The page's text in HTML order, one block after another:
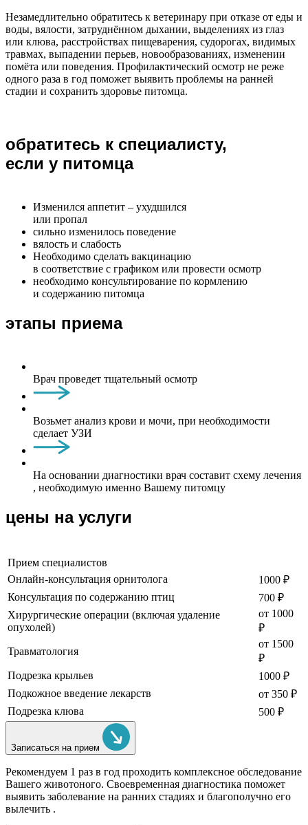
Незамедлительно обратитесь к ветеринару при отказе от еды и
воды, вялости, затруднённом дыхании, выделениях из глаз
или клюва, расстройствах пищеварения, судорогах, видимых
травмах, выпадении перьев, новообразованиях, изменении
помёта или поведения. Профилактический осмотр не реже
одного раза в год поможет выявить проблемы на ранней
стадии и сохранить здоровье питомца.
обратитесь к специалисту,
если у питомца
Изменился аппетит – ухудшился
или пропал
сильно изменилось поведение
вялость и слабость
Необходимо сделать вакцинацию
в соответствие с графиком или провести осмотр
необходимо консультирование по кормлению
и содержанию питомца
этапы приема
Врач проведет тщательный осмотр
Возьмет анализ крови и мочи, при необходимости
сделает УЗИ
На основании диагностики врач составит схему лечения
, необходимую именно Вашему питомцу
цены на услуги
Прием специалистов
Онлайн-консультация орнитолога
1000 ₽
Консультация по содержанию птиц
700 ₽
Хирургические операции (включая удаление
опухолей)
от 1000
₽
Травматология
от 1500
₽
Подрезка крыльев
1000 ₽
Подкожное введение лекарств
от 350 ₽
Подрезка клюва
500 ₽
Записаться на прием
Рекомендуем 1 раз в год проходить комплексное обследование
Вашего животоного. Своевременная диагностика поможет
выявить заболевание на ранних стадиях и благополучно его
вылечить .